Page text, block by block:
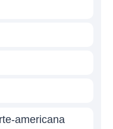
americana